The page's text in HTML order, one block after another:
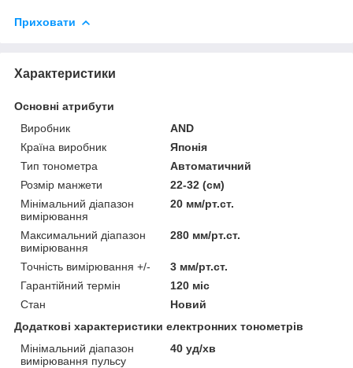
Приховати
Характеристики
Основні атрибути
Виробник
AND
Країна виробник
Японія
Тип тонометра
Автоматичний
Розмір манжети
22-32 (см)
Мінімальний діапазон
вимірювання
20 мм/рт.ст.
Максимальний діапазон
вимірювання
280 мм/рт.ст.
Точність вимірювання +/-
3 мм/рт.ст.
Гарантійний термін
120 міс
Стан
Новий
Додаткові характеристики електронних тонометрів
Мінімальний діапазон
вимірювання пульсу
40 уд/хв